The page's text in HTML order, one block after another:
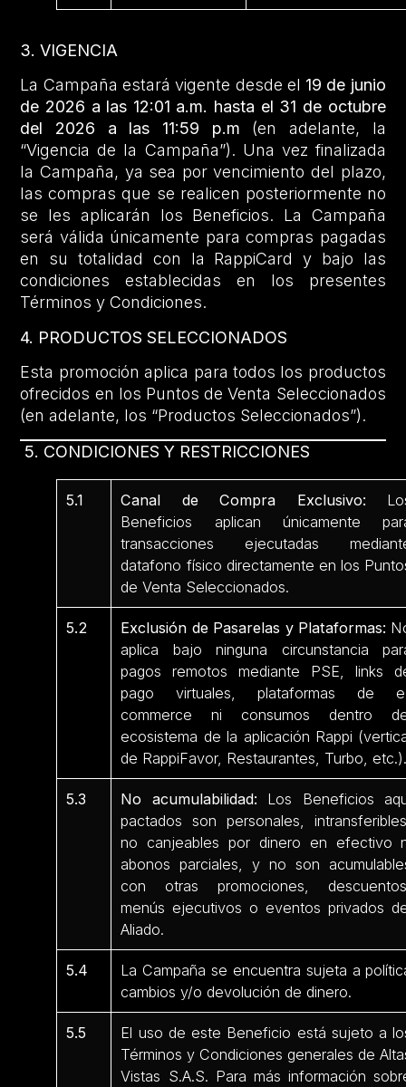
3. VIGENCIA
La Campaña estará vigente desde el 19 de junio
de 2026 a las 12:01 a.m. hasta el 31 de octubre
del 2026 a las 11:59 p.m (en adelante, la
“Vigencia de la Campaña”). Una vez finalizada
la Campaña, ya sea por vencimiento del plazo,
las compras que se realicen posteriormente no
se les aplicarán los Beneficios. La Campaña
será válida únicamente para compras pagadas
en su totalidad con la RappiCard y bajo las
condiciones establecidas en los presentes
Términos y Condiciones.
4. PRODUCTOS SELECCIONADOS
Esta promoción aplica para todos los productos
ofrecidos en los Puntos de Venta Seleccionados
(en adelante, los “Productos Seleccionados”).
5. CONDICIONES Y RESTRICCIONES
5.1 Canal de Compra Exclusivo:
Beneficios aplican únicamente
transacciones ejecutadas
datafono físico directamente en los
de Venta Seleccionados.
5.2 Exclusión de Pasarelas y Plataformas:
aplica bajo ninguna circunstancia
pagos remotos mediante PSE, links
pago virtuales, plataformas de
commerce ni consumos dentro
ecosistema de la aplicación Rappi
de RappiFavor, Restaurantes, Turbo,
5.3 No acumulabilidad: Los Beneficios
pactados son personales,
no canjeables por dinero en efectivo
abonos parciales, y no son
con otras promociones,
menús ejecutivos o eventos privados
Aliado.
5.4
La Campaña se encuentra sujeta a
cambios y/o devolución de dinero.
5.5
El uso de este Beneficio está sujeto a
Términos y Condiciones generales de
Vistas S.A.S. Para más información